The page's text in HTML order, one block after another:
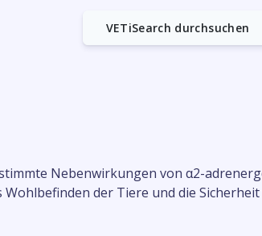
VETiSearch durchsuchen
Nebenwirkungen von α2-
der Tiere und die